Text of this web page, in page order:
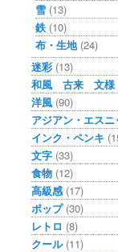
雪 (13)
鉄 (10)
布・生地(24)
迷彩 (13)
和風 古来 文様
洋風 (90)
アジアン・エスニ
インク・ペンキ
文字 (33)
食物 (12)
高級感 (17)
ポップ(30)
レトロ (8)
クール(11)